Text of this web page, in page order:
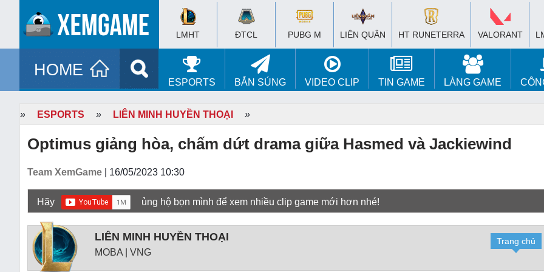
LMHT ĐTCL PUBG M LIÊN QUÂN HT RUNETERRA VALORANT
HOME
ESPORTS BẮN SÚNG VIDEO CLIP TIN GAME LÀNG GAME
» ESPORTS » LIÊN MINH HUYỀN THOẠI »
Optimus giảng hòa, chấm dứt drama giữa Hasmed và Jackiewind
Team XemGame | 16/05/2023 10:30
Hãy ủng hộ bọn mình để xem nhiều clip game mới hơn nhé!
LIÊN MINH HUYỀN THOẠI
MOBA | VNG
Trang chủ